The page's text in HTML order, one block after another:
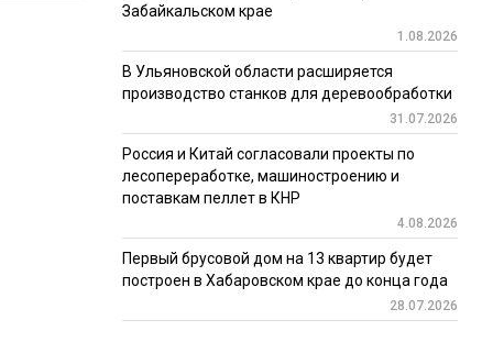
Забайкальском крае
1.08.2026
В Ульяновской области расширяется
производство станков для деревообработки
31.07.2026
Россия и Китай согласовали проекты по
лесопереработке, машиностроению и
поставкам пеллет в КНР
4.08.2026
Первый брусовой дом на 13 квартир будет
построен в Хабаровском крае до конца года
28.07.2026